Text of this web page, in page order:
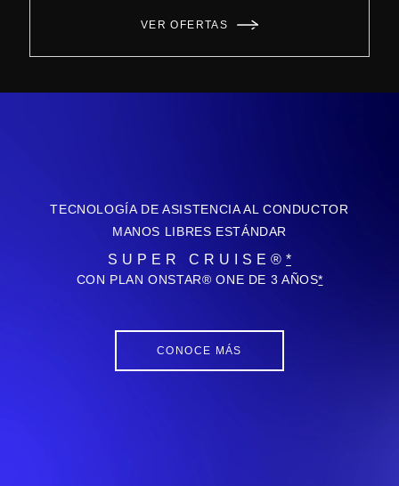
VER OFERTAS
TECNOLOGÍA DE ASISTENCIA AL CONDUCTOR
MANOS LIBRES ESTÁNDAR
SUPER CRUISE® *
CON PLAN ONSTAR® ONE DE 3 AÑOS*
CONOCE MÁS